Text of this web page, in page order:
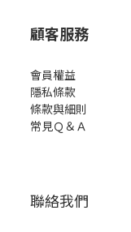
顧客服務
會員權益
隱私條款
條款與細則
常見Ｑ＆Ａ
聯絡我們